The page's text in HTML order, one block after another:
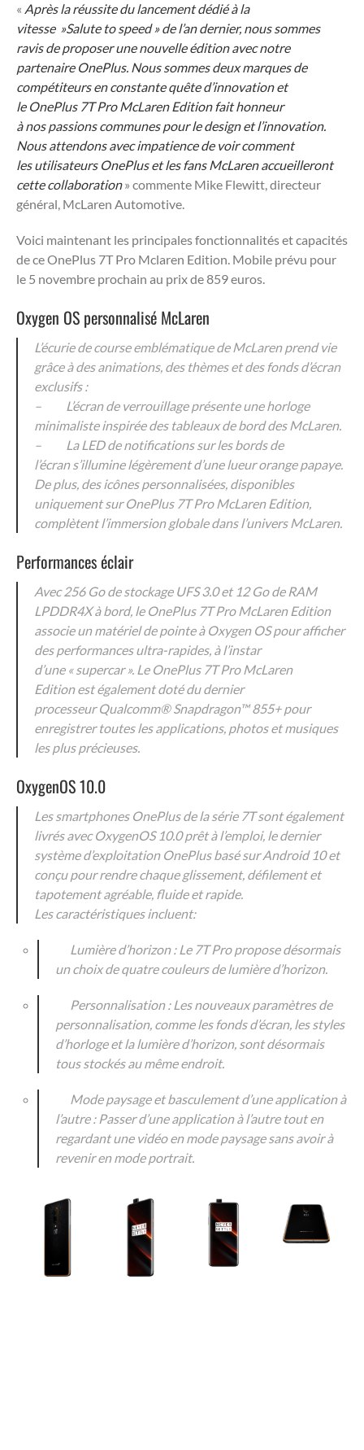
« Après la réussite du lancement dédié à la
vitesse »Salute to speed » de l’an dernier, nous sommes
ravis de proposer une nouvelle édition avec notre
partenaire OnePlus. Nous sommes deux marques de
compétiteurs en constante quête d’innovation et
le OnePlus 7T Pro McLaren Edition fait honneur
à nos passions communes pour le design et l’innovation.
Nous attendons avec impatience de voir comment
les utilisateurs OnePlus et les fans McLaren accueilleront
cette collaboration» commente Mike Flewitt, directeur
général, McLaren Automotive.
Voici maintenant les principales fonctionnalités et capacités
de ce OnePlus 7T Pro Mclaren Edition. Mobile prévu pour
le 5 novembre prochain au prix de 859 euros.
Oxygen OS personnalisé McLaren
L’écurie de course emblématique de McLaren prend vie
grâce à des animations, des thèmes et des fonds d’écran
exclusifs :
– L’écran de verrouillage présente une horloge
minimaliste inspirée des tableaux de bord des McLaren.
– La LED de notifications sur les bords de
l’écran s’illumine légèrement d’une lueur orange papaye.
De plus, des icônes personnalisées, disponibles
uniquement sur OnePlus 7T Pro McLaren Edition,
complètent l’immersion globale dans l’univers McLaren.
Performances éclair
Avec 256 Go de stockage UFS 3.0 et 12 Go de RAM
LPDDR4X à bord, le OnePlus 7T Pro McLaren Edition
associe un matériel de pointe à Oxygen OS pour afficher
des performances ultra-rapides, à l’instar
d’une « supercar ». Le OnePlus 7T Pro McLaren
Edition est également doté du dernier
processeur Qualcomm® Snapdragon™ 855+ pour
enregistrer toutes les applications, photos et musiques
les plus précieuses.
OxygenOS 10.0
Les smartphones OnePlus de la série 7T sont également
livrés avec OxygenOS 10.0 prêt à l’emploi, le dernier
système d’exploitation OnePlus basé sur Android 10 et
conçu pour rendre chaque glissement, défilement et
tapotement agréable, fluide et rapide.
Les caractéristiques incluent:
Lumière d’horizon : Le 7T Pro propose désormais
un choix de quatre couleurs de lumière d’horizon.
Personnalisation : Les nouveaux paramètres de
personnalisation, comme les fonds d’écran, les styles
d’horloge et la lumière d’horizon, sont désormais
tous stockés au même endroit.
Mode paysage et basculement d’une application à
l’autre : Passer d’une application à l’autre tout en
regardant une vidéo en mode paysage sans avoir à
revenir en mode portrait.